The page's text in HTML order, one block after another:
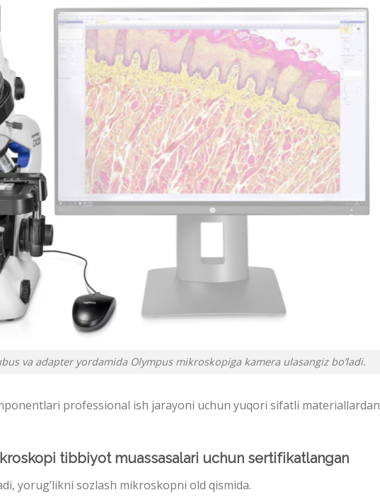
va adapter yordamida Olympus mikroskopiga kamera ulasangiz bo’ladi.
professional ish jarayoni uchun yuqori sifatli materiallardan
tibbiyot muassasalari uchun sertifikatlangan
yorug’likni sozlash mikroskopni old qismida.